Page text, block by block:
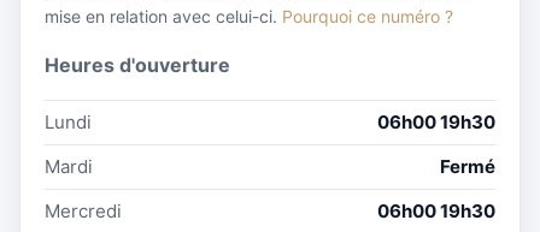
mise en relation avec celui-ci. Pourquoi ce numéro ?
Heures d'ouverture
Lundi
06h00 19h30
Mardi
Fermé
Mercredi
06h00 19h30